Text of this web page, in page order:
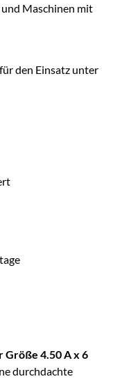
und Maschinen mit
den Einsatz unter
Größe 4.50 A x 6
durchdachte